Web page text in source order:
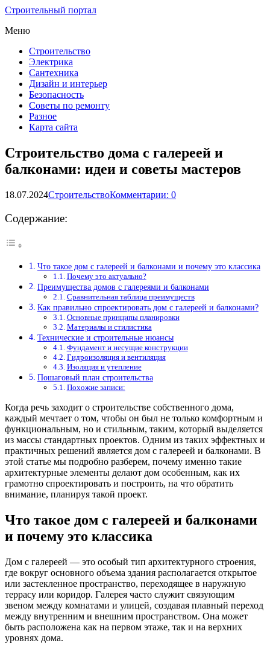
Строительный портал
Меню
Строительство
Электрика
Сантехника
Дизайн и интерьер
Безопасность
Советы по ремонту
Разное
Карта сайта
Строительство дома с галереей и
балконами: идеи и советы мастеров
18.07.2024СтроительствоКомментарии: 0
Содержание:
Что такое дом с галереей и балконами и почему это классика
Почему это актуально?
Преимущества домов с галереями и балконами
Сравнительная таблица преимуществ
Как правильно спроектировать дом с галереей и балконами?
Основные принципы планировки
Материалы и стилистика
Технические и строительные нюансы
Фундамент и несущие конструкции
Гидроизоляция и вентиляция
Изоляция и утепление
Пошаговый план строительства
Похожие записи:
Когда речь заходит о строительстве собственного дома,
каждый мечтает о том, чтобы он был не только комфортным и
функциональным, но и стильным, таким, который выделяется
из массы стандартных проектов. Одним из таких эффектных и
практичных решений является дом с галереей и балконами. В
этой статье мы подробно разберем, почему именно такие
архитектурные элементы делают дом особенным, как их
грамотно спроектировать и построить, на что обратить
внимание, планируя такой проект.
Что такое дом с галереей и балконами
и почему это классика
Дом с галереей — это особый тип архитектурного строения,
где вокруг основного объема здания располагается открытое
или застекленное пространство, переходящее в наружную
террасу или коридор. Галерея часто служит связующим
звеном между комнатами и улицей, создавая плавный переход
между внутренним и внешним пространством. Она может
быть расположена как на первом этаже, так и на верхних
уровнях дома.